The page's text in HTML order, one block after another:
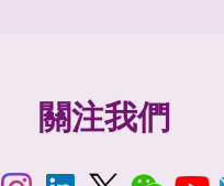
關注我們